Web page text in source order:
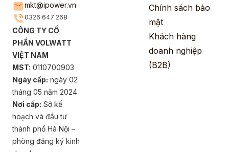
mkt@ipower.vn
0326 647 268
CÔNG TY CỔ
PHẦN VOLWATT
VIỆT NAM
MST: 0110700903
Ngày cấp: ngày 02
tháng 05 năm 2024
Nơi cấp: Sở kế
hoạch và đầu tư
thành phố Hà Nội –
phòng đăng ký kinh
Chính sách bảo
mật
Khách hàng
doanh nghiệp
(B2B)